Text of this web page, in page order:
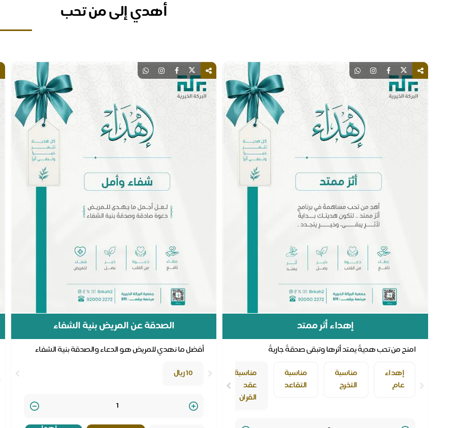
أهدي إلى من تحب
إهداء أثر ممتد
امنح من تحب هديةً يمتد أثرها وتبقى صدقةً جاريةً
إهداء
عام
مناسبة
التخرج
مناسبة
التقاعد
مناسبة
عقد
القران
الصدقة عن المريض بنية الشفاء
أفضل ما نهدي للمريض هو الدعاء والصدقة بنية الشفاء
10 ريال
Quantity